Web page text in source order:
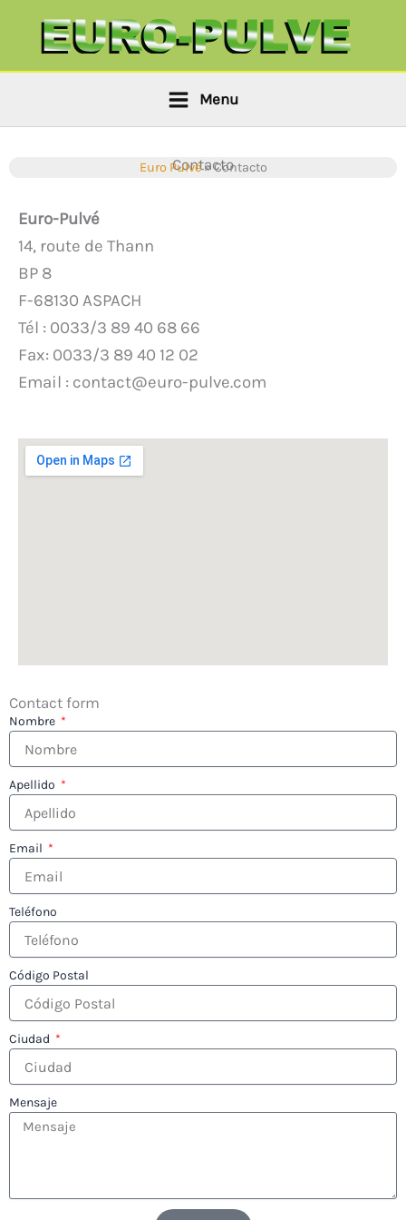
Menu
Contacto
Euro Pulvé»Contacto
Euro-Pulvé
14, route de Thann
BP 8
F-68130 ASPACH
Tél : 0033/3 89 40 68 66
Fax: 0033/3 89 40 12 02
Email : contact@euro-pulve.com
Contact form
Nombre
Apellido
Email
Teléfono
Código Postal
Ciudad
Mensaje